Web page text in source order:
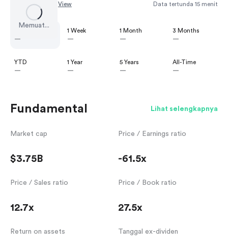
Memuat...
Chart by TradingView Data tertunda 15 menit
—
1 Week
—
1 Month
—
3 Months
—
YTD
—
1 Year
—
5 Years
—
All-Time
—
Fundamental Lihat selengkapnya
Market cap
$3.75B
Price / Earnings ratio
-61.5x
Price / Sales ratio
12.7x
Price / Book ratio
27.5x
Return on assets Tanggal ex-dividen